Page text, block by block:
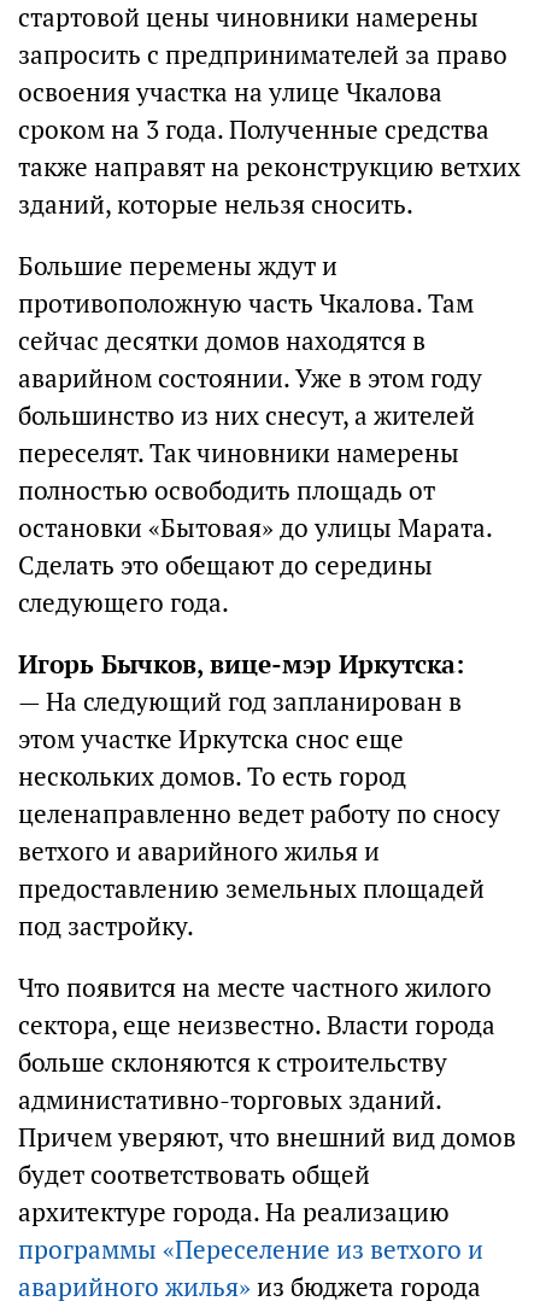
стартовой цены чиновники намерены
запросить с предпринимателей за право
освоения участка на улице Чкалова
сроком на 3 года. Полученные средства
также направят на реконструкцию ветхих
зданий, которые нельзя сносить.
Большие перемены ждут и
противоположную часть Чкалова. Там
сейчас десятки домов находятся в
аварийном состоянии. Уже в этом году
большинство из них снесут, а жителей
переселят. Так чиновники намерены
полностью освободить площадь от
остановки «Бытовая» до улицы Марата.
Сделать это обещают до середины
следующего года.
Игорь Бычков, вице-мэр Иркутска:
— На следующий год запланирован в
этом участке Иркутска снос еще
нескольких домов. То есть город
целенаправленно ведет работу по сносу
ветхого и аварийного жилья и
предоставлению земельных площадей
под застройку.
Что появится на месте частного жилого
сектора, еще неизвестно. Власти города
больше склоняются к строительству
администативно-торговых зданий.
Причем уверяют, что внешний вид домов
будет соответствовать общей
архитектуре города. На реализацию
программы «Переселение из ветхого и
аварийного жилья»из бюджета города